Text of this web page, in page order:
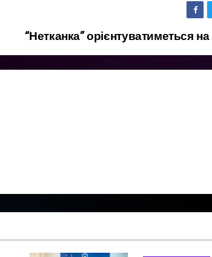
“Нетканка” орієнтуватиметься